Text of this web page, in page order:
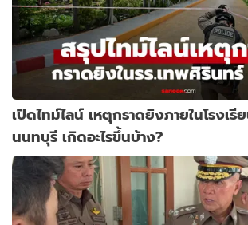
เปิดไทม์ไลน์ เหตุกราดยิงภายในโรงเ
นนทบุรี เกิดอะไรขึ้นบ้าง?